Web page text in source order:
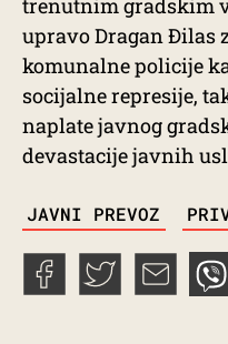
trenutnim gradskim
upravo Dragan Đilas
komunalne policije
socijalne represije,
naplate javnog
devastacije javnih
JAVNI PREVOZ